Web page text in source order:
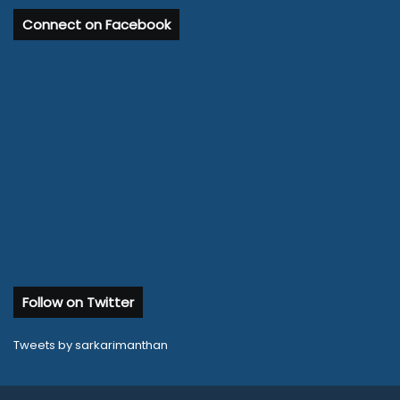
Connect on Facebook
Follow on Twitter
Tweets by sarkarimanthan